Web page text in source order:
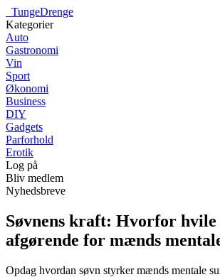
TungeDrenge
Kategorier
Auto
Gastronomi
Vin
Sport
Økonomi
Business
DIY
Gadgets
Parforhold
Erotik
Log på
Bliv medlem
Nyhedsbreve
Søvnens kraft: Hvorfor hvile
afgørende for mænds
Opdag hvordan søvn styrker mænds mentale